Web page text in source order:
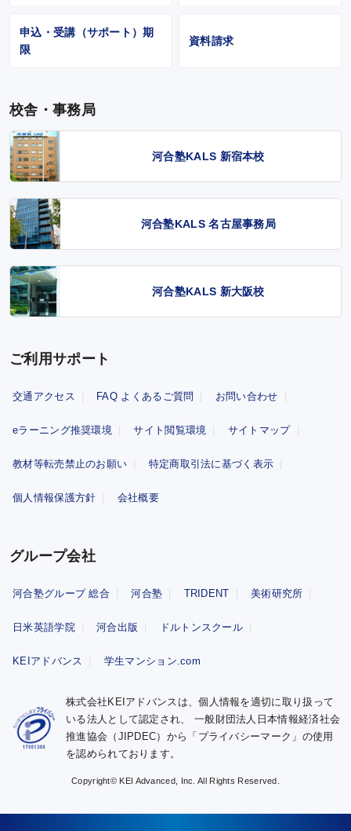
申込・受講（サポート）期
限
資料請求
校舎・事務局
河合塾KALS 新宿本校
河合塾KALS 名古屋事務局
河合塾KALS 新大阪校
ご利用サポート
交通アクセス FAQ よくあるご質問 お問い合わせ
eラーニング推奨環境 サイト閲覧環境 サイトマップ
教材等転売禁止のお願い 特定商取引法に基づく表示
個人情報保護方針 会社概要
グループ会社
河合塾グループ 総合 河合塾 TRIDENT 美術研究所
日米英語学院 河合出版 ドルトンスクール
KEIアドバンス 学生マンション.com
株式会社KEIアドバンスは、個人情報を適切に取り扱って
いる法人として認定され、 一般財団法人日本情報経済社会
推進協会（JIPDEC）から「プライバシーマーク」の使用
を認められております。
Copyright© KEI Advanced, Inc. All Rights Reserved.